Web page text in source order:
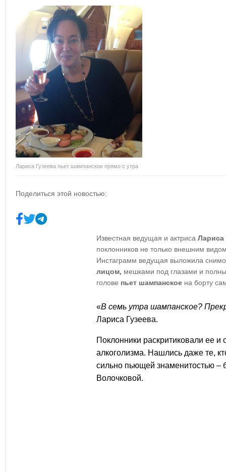
Лариса Гузеева пьет шампанское прямо с утра
Поделиться этой новостью:
Известная ведущая и актриса Лариса
поклонников не только внешним
Инстаграмм ведущая выложила
лицом, мешками под глазами и
голове пьет шампанское на борту
«В семь утра шампанское?
Лариса Гузеева.
Поклонники раскритиковали ее и
алкоголизма. Нашлись даже те,
сильно пьющей знаменитостью –
Волочковой.